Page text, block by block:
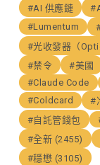
#AI 供應鏈
#Lumentum
#光收發器（
#禁令
#美國
#Claude Code
#Coldcard
#
#自託管錢包
#全新 (2455)
#穩懋 (3105)